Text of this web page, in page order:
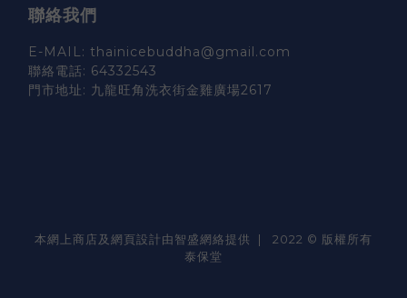
聯絡我們
E-MAIL: thainicebuddha@gmail.com
聯絡電話: 64332543
門市地址: 九龍旺角洗衣街金雞廣場2617
本網上商店及網頁設計由智盛網絡提供 | 2022 © 版權所有
泰保堂